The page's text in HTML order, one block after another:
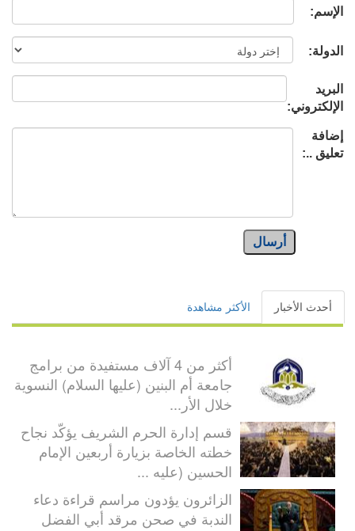
الإسم:
الدولة:
البريد
الإلكتروني:
إضافة
تعليق ..:
أرسال
أحدث الأخبار الأكثر مشاهدة
أكثر من 4 آلاف مستفيدة من برامج
جامعة أم البنين (عليها السلام) النسوية
خلال الأر...
قسم إدارة الحرم الشريف يؤكّد نجاح
خطته الخاصة بزيارة أربعين الإمام
الحسين (عليه ...
الزائرون يؤدون مراسم قراءة دعاء
الندبة في صحن مرقد أبي الفضل